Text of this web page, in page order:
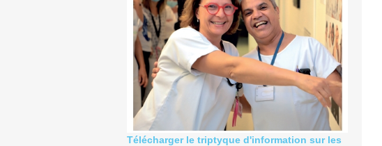
Télécharger le triptyque d'information sur les